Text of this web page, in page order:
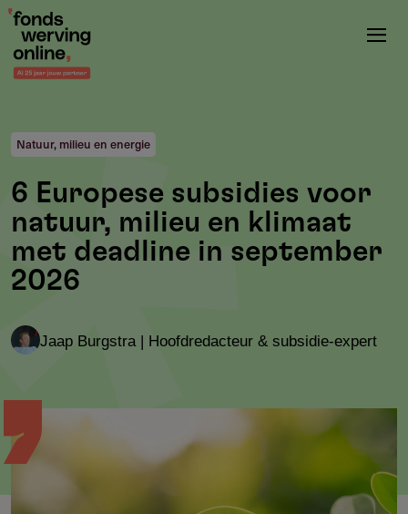
Overslaan
naar
de
gaan
Natuur, milieu en energie
6 Europese subsidies voor
natuur, milieu en klimaat
met deadline in september
2026
Jaap Burgstra | Hoofdredacteur & subsidie-expert